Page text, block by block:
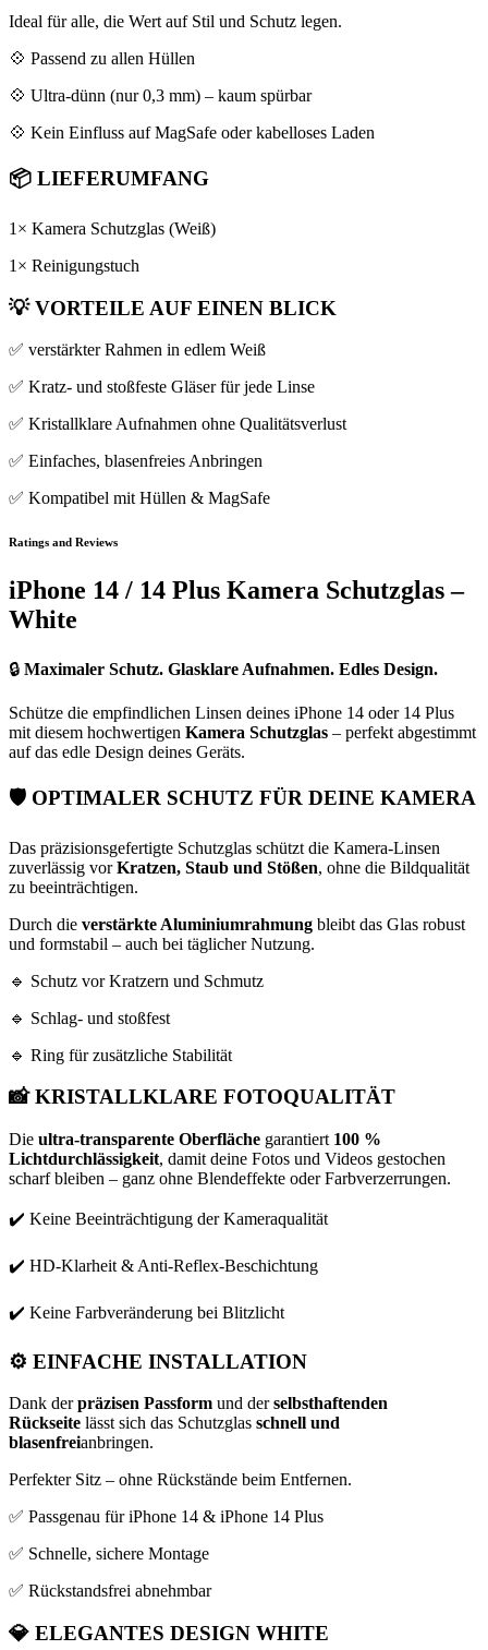
Ideal für alle, die Wert auf Stil und Schutz legen.
💠 Passend zu allen Hüllen
💠 Ultra-dünn (nur 0,3 mm) – kaum spürbar
💠 Kein Einfluss auf MagSafe oder kabelloses Laden
📦 LIEFERUMFANG
1× Kamera Schutzglas (Weiß)
1× Reinigungstuch
💡VORTEILE AUF EINEN BLICK
✅ verstärkter Rahmen in edlem Weiß
✅ Kratz- und stoßfeste Gläser für jede Linse
✅ Kristallklare Aufnahmen ohne Qualitätsverlust
✅ Einfaches, blasenfreies Anbringen
✅ Kompatibel mit Hüllen & MagSafe
Ratings and Reviews
iPhone 14 / 14 Plus Kamera Schutzglas –
White
🔒 Maximaler Schutz. Glasklare Aufnahmen. Edles Design.
Schütze die empfindlichen Linsen deines iPhone 14 oder 14 Plus
mit diesem hochwertigen Kamera Schutzglas – perfekt abgestimmt
auf das edle Design deines Geräts.
🛡️ OPTIMALER SCHUTZ FÜR DEINE KAMERA
Das präzisionsgefertigte Schutzglas schützt die Kamera-Linsen
zuverlässig vorKratzen, Staub und Stößen, ohne die Bildqualität
zu beeinträchtigen.
Durch die verstärkte Aluminiumrahmung bleibt das Glas robust
und formstabil – auch bei täglicher Nutzung.
🔹 Schutz vor Kratzern und Schmutz
🔹 Schlag- und stoßfest
🔹 Ring für zusätzliche Stabilität
📸KRISTALLKLARE FOTOQUALITÄT
Die ultra-transparente Oberfläche garantiert 100 %
Lichtdurchlässigkeit, damit deine Fotos und Videos gestochen
scharf bleiben – ganz ohne Blendeffekte oder Farbverzerrungen.
✔️ Keine Beeinträchtigung der Kameraqualität
✔️ HD-Klarheit & Anti-Reflex-Beschichtung
✔️ Keine Farbveränderung bei Blitzlicht
⚙️ EINFACHE INSTALLATION
Dank derpräzisen Passform und derselbsthaftenden
Rückseite lässt sich das Schutzglas schnell und
blasenfreianbringen.
Perfekter Sitz – ohne Rückstände beim Entfernen.
✅ Passgenau für iPhone 14 & iPhone 14 Plus
✅ Schnelle, sichere Montage
✅ Rückstandsfrei abnehmbar
💎 ELEGANTES DESIGN WHITE